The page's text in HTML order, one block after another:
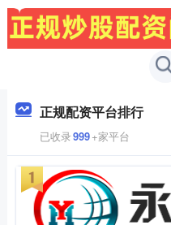
正规配资平台排行
已收录999+家平台